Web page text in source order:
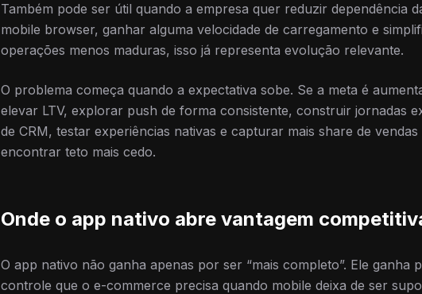
Também pode ser útil quando a empresa quer reduzir dependência
mobile browser, ganhar alguma velocidade de carregamento e
operações menos maduras, isso já representa evolução relevante.
O problema começa quando a expectativa sobe. Se a meta é
elevar LTV, explorar push de forma consistente, construir jornadas
de CRM, testar experiências nativas e capturar mais share de
encontrar teto mais cedo.
Onde o app nativo abre vantagem
O app nativo não ganha apenas por ser “mais completo”. Ele ganha
controle que o e-commerce precisa quando mobile deixa de ser